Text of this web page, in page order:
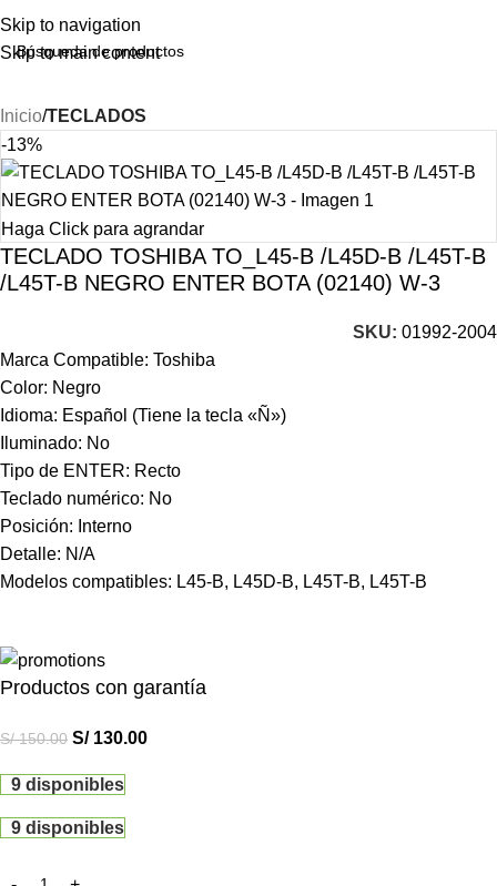
Skip to navigation
Skip to main content
Inicio TECLADOS
-13%
Haga Click para agrandar
TECLADO TOSHIBA TO_L45-B /L45D-B /L45T-B
/L45T-B NEGRO ENTER BOTA (02140) W-3
SKU: 01992-2004
Marca Compatible: Toshiba
Color: Negro
Idioma: Español (Tiene la tecla «Ñ»)
Iluminado: No
Tipo de ENTER: Recto
Teclado numérico: No
Posición: Interno
Detalle: N/A
Modelos compatibles: L45-B, L45D-B, L45T-B, L45T-B
Productos con garantía
S/150.00 S/130.00
9 disponibles
9 disponibles